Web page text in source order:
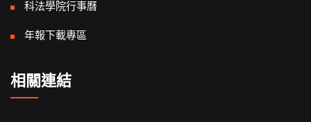
科法學院行事曆
年報下載專區
相關連結